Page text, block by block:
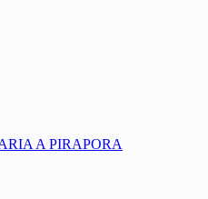
A PIRAPORA